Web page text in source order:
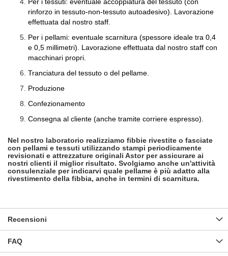
Per i tessuti: eventuale accoppiatura del tessuto (con
rinforzo in tessuto-non-tessuto autoadesivo). Lavorazione
effettuata dal nostro staff.
Per i pellami: eventuale scarnitura (spessore ideale tra 0,4
e 0,5 millimetri). Lavorazione effettuata dal nostro staff con
macchinari propri.
Tranciatura del tessuto o del pellame.
Produzione
Confezionamento
Consegna al cliente (anche tramite corriere espresso).
Nel nostro laboratorio realizziamo fibbie rivestite o fasciate
con pellami e tessuti utilizzando stampi periodicamente
revisionati e attrezzature originali Astor per assicurare ai
nostri clienti il miglior risultato. Svolgiamo anche un'attività
consulenziale per indicarvi quale pellame è più adatto alla
rivestimento della fibbia, anche in termini di scarnitura.
Recensioni
FAQ